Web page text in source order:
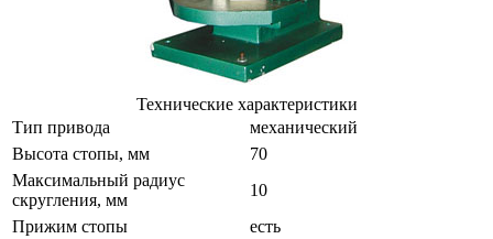
Технические характеристики
Тип привода
механический
Высота стопы, мм
70
Максимальный радиус
скругления, мм
10
Прижим стопы
есть